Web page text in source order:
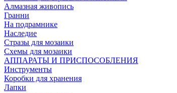
Алмазная живопись
Гранни
На подрамнике
Наследие
Стразы для мозаики
Схемы для мозаики
АППАРАТЫ И ПРИСПОСОБЛЕНИЯ
Инструменты
Коробки для хранения
Лапки